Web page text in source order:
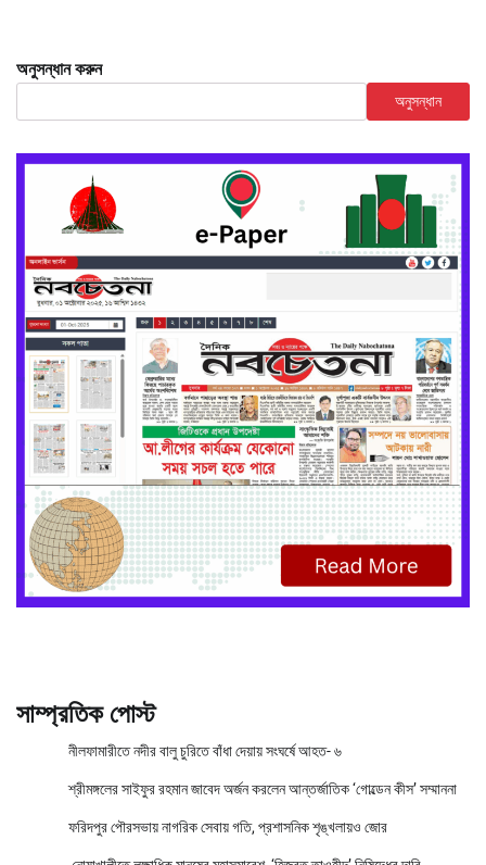
অনুসন্ধান করুন
অনুসন্ধান
সাম্প্রতিক পোস্ট
নীলফামারীতে নদীর বালু চুরিতে বাঁধা দেয়ায় সংঘর্ষে আহত- ৬
শ্রীমঙ্গলের সাইফুর রহমান জাবেদ অর্জন করলেন আন্তর্জাতিক ‘গোল্ডেন কীস’ সম্মাননা
ফরিদপুর পৌরসভায় নাগরিক সেবায় গতি, প্রশাসনিক শৃঙ্খলায়ও জোর